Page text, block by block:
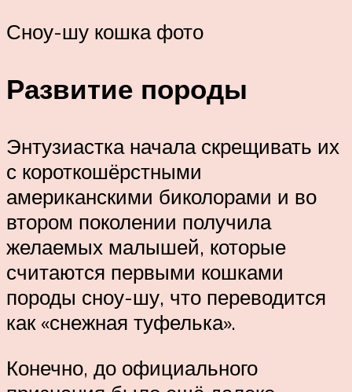
Сноу-шу кошка фото
Развитие породы
Энтузиастка начала скрещивать их
с короткошёрстными
американскими биколорами и во
втором поколении получила
желаемых малышей, которые
считаются первыми кошками
породы сноу-шу, что переводится
как «снежная туфелька».
Конечно, до официального